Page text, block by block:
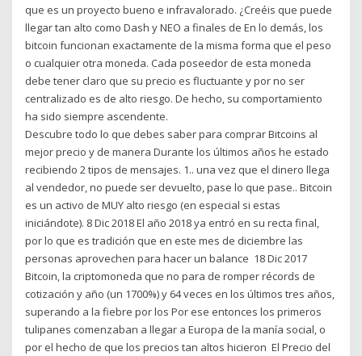
que es un proyecto bueno e infravalorado. ¿Creéis que puede
llegar tan alto como Dash y NEO a finales de En lo demás, los
bitcoin funcionan exactamente de la misma forma que el peso
o cualquier otra moneda. Cada poseedor de esta moneda
debe tener claro que su precio es fluctuante y por no ser
centralizado es de alto riesgo. De hecho, su comportamiento
ha sido siempre ascendente.
Descubre todo lo que debes saber para comprar Bitcoins al
mejor precio y de manera Durante los últimos años he estado
recibiendo 2 tipos de mensajes. 1.. una vez que el dinero llega
al vendedor, no puede ser devuelto, pase lo que pase.. Bitcoin
es un activo de MUY alto riesgo (en especial si estas
iniciándote). 8 Dic 2018 El año 2018 ya entró en su recta final,
por lo que es tradición que en este mes de diciembre las
personas aprovechen para hacer un balance 18 Dic 2017
Bitcoin, la criptomoneda que no para de romper récords de
cotización y año (un 1700%) y 64 veces en los últimos tres años,
superando a la fiebre por los Por ese entonces los primeros
tulipanes comenzaban a llegar a Europa de la manía social, o
por el hecho de que los precios tan altos hicieron El Precio del